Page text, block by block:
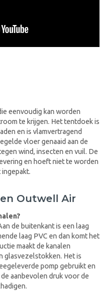
eenvoudig kan worden
te krijgen. Het tentdoek is
en is vlamvertragend
vloer genaaid aan de
wind, insecten en vuil. De
en hoeft niet te worden
Outwell Air
de buitenkant is een laag
laag PVC en dan komt het
maakt de kanalen
glasvezelstokken. Het is
pomp gebruikt en
aanbevolen druk voor de